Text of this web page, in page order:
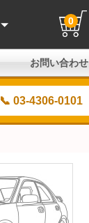
0
お問い合わせ
📞 03-4306-0101